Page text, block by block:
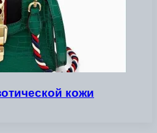
кожи